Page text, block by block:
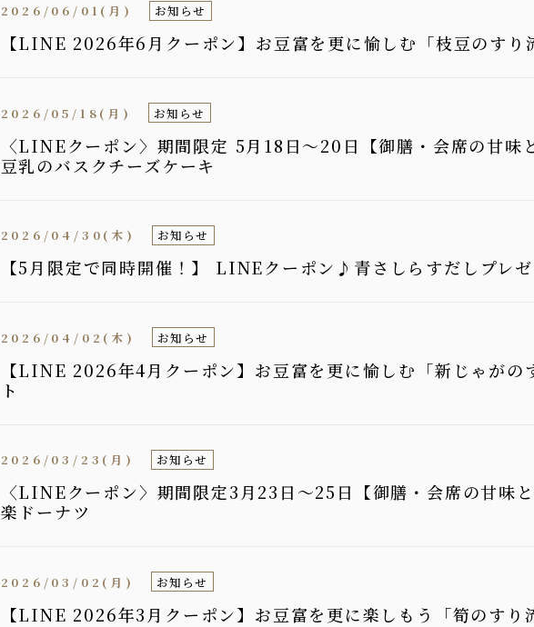
【LINE 2026年6月クーポン】お豆富を更に愉しむ「枝豆のすり
2026/06/01(月) お知らせ
〈LINEクーポン〉期間限定 5月18日〜20日【御膳・会席の甘味
豆乳のバスクチーズケーキ
2026/05/18(月) お知らせ
【5月限定で同時開催！】 LINEクーポン♪青さしらすだしプレ
2026/04/30(木) お知らせ
【LINE 2026年4月クーポン】お豆富を更に愉しむ「新じゃがの
ト
2026/04/02(木) お知らせ
〈LINEクーポン〉期間限定3月23日〜25日【御膳・会席の甘味
楽ドーナツ
2026/03/23(月) お知らせ
【LINE 2026年3月クーポン】お豆富を更に楽しもう「筍のすり
2026/03/02(月) お知らせ